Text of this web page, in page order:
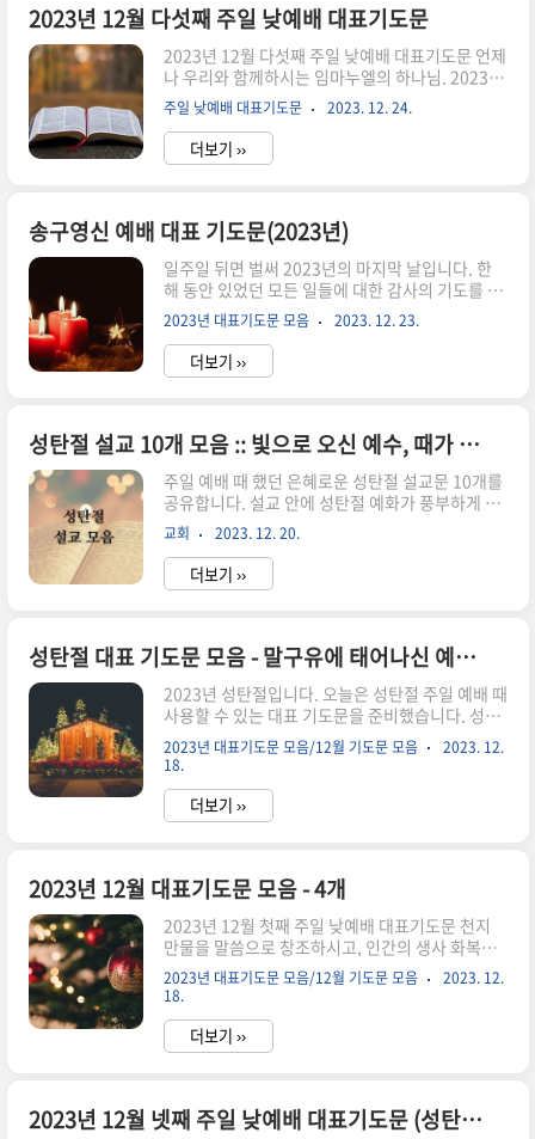
동안 매일 매 순간 함께해 주시고 생명의 길로 인도
해 주신 하나님의 은혜를 기억합니다. 그 사랑과 은
혜를 영원토록 잊지 않게 해주시고 우리의 입술에
감사와 찬송이 그치지 않게 도와주시옵소서. 오늘
예배를 통해 눈물과 다짐으로 가득한 헌신의 자리
가 되게 하여 주시옵소서. 다시 옛날로 돌아가서 죄
의 길에 서성이는 일이 ..
2023년 12월 다섯째 주일 낮예배 대표기도문
2023년 12월 다섯째 주일 낮예배 대표기도문 언제
나 우리와 함께하시는 임마누엘의 하나님. 2023년
마지막 주 주일 거룩하고 복된 하나님의 성전에 나
와 예배를 드릴 수 있도록 은총을 베풀어 주심을 감
사합니다. 오늘 제단 앞에 드리는 저희들의 찬양과
경배와 예배를 기뻐 받아주시고 살아 역사하시는
물어가고 있습니다. 한 해 동안 우리의 건강을 지켜
주시고 일과 가정에도 평안을 누리게 하심을 감사
합니다. 우리가 딛고 밟아왔던 시간들이 우리의 지
혜나 능력이 아니라 모두 하나님의 은혜입니다. 하
나님의 절대 주권 아래 살아가고 있는 시간과 주의
허락하심 하에 주어진 물질을 비롯한 모든 것들이
하나님으로부터 왔음을 잊..
주일 낮예배 대표기도문 2023. 12. 24.
더보기 ››
송구영신 예배 대표 기도문(2023년)
일주일 뒤면 벌써 2023년의 마지막 날입니다. 한
해 동안 있었던 모든 일들에 대한 감사의 기도를 하
나님께 올려드립니다. 새롭게 맞이할 2024년을 기
대하며 마음의 소망을 주님께 올려드리는 송구영신
예배 대표 기도문을 공유합니다. 대표기도를 준비
하시는 분들에게 도움이 되기를 바랍니다. 송구영
로 하나님께 영광 올려드리게 하심에 감사를 드립
니다. 올 한 해 이 나라 이 민족을 지켜주시고 교회
를 지켜주시고 우리 가정과 개개인을 눈동자와 같
이 지켜주사 올해 마지막 주일 예배로 하나님 앞에
나와 예배하게 하시니 너무나 감사합니다. 지난 1
년이라는 시간이 너무나 빠르게 지나갔습니다. 세
월을 아끼라고 말씀하시며..
2023년 대표기도문 모음 2023. 12. 23.
더보기 ››
성탄절 설교 10개 모음 :: 빛으로 오신 예수, 때가 차매 오신 분
주일 예배 때 했던 은혜로운 성탄절 설교문 10개를
공유합니다. 설교 안에 성탄절 예화가 풍부하게 있
으니 부분적으로 참고하시면서 작성하시면 좋은 설
교를 준비하실 수 있으실 겁니다. 설교문 한글파일
(hwp)을 다운로드를 받아보실 수 있도록 각 설교
문 아래에 다운로드 링크를 올려놓았습니다. 성탄
절 설교문-1 :: 빛으로 오신 예수(사 9:1-2) 성탄절
설교 제목: 빛으로 오신 예수 이사야 설교 말씀: 이
사야 9:1-2 서론 맥스 데이비스라는 사람은 미국 출
신의 목회자입니다. 그는 사랑스런 아내와 첫 딸 크
리스틴을 낳고 행복한 생활을 보냈습니다. 목회도
잘 했습니다. 둘째 아이 제임스는 아들이었는데 13
교회 2023. 12. 20.
더보기 ››
성탄절 대표 기도문 모음 - 말구유에 태어나신 예수님
2023년 성탄절입니다. 오늘은 성탄절 주일 예배 때
사용할 수 있는 대표 기도문을 준비했습니다. 성탄
절 기도문 어떻게 작성해야 할지 많이 고민되시죠?
기독교에서 가장 큰 행사이기 때문에 기도를 준비
날입니다. 기도 베타랑이신 장로님께서도 이날만
큼은 준비하시느냐고 많은 고민을 하실 것 같은데
을 작성하실 때 몇 가지 팁을 드리자면 낮고 낮은 이
다. (베들레헴 말구유) 겸손의 왕으로 오셔서 평화
의 복음을 전하신 주님께 감사하는 내용을 적습니
다. 다시 오실 예수님을 기대하며 소망하는 마음으
로 기도를 마무리합니다. 이러한 내..
2023년 대표기도문 모음/12월 기도문 모음
2023. 12.
18.
더보기 ››
2023년 12월 대표기도문 모음 - 4개
2023년 12월 첫째 주일 낮예배 대표기도문 천지
만물을 말씀으로 창조하시고, 인간의 생사 화복을
주관하시는 만유의 주 하나님. 주님의 오심을 사모
하고 기다리는 대림절 첫째 주일을 맞이하여 사랑
시니 감사합니다. 이 시간 성령님 임재해 주셔서 영
과 진리로 드리는 우리 예배를 기쁘게 받아주시고,
들 마음속에 하늘의 평광과 기쁨이 가득 넘치게 하
2023년 대표기도문 모음/12월 기도문 모음
2023. 12.
18.
더보기 ››
2023년 12월 넷째 주일 낮예배 대표기도문 (성탄절 기도문)